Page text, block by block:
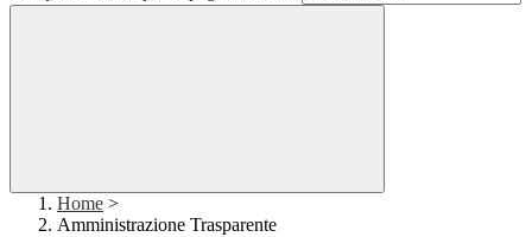
Home >
Amministrazione Trasparente